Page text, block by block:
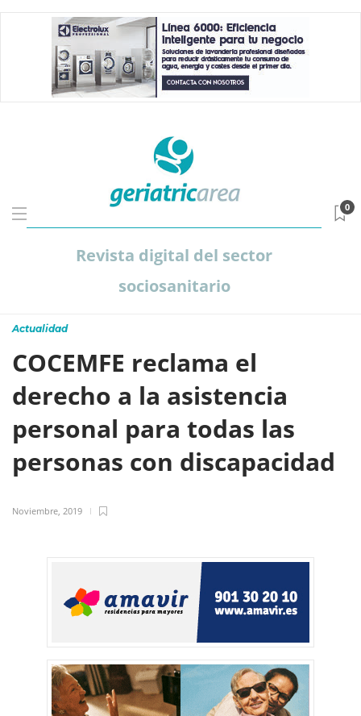
Revista digital del sector
sociosanitario
0
Actualidad
COCEMFE reclama el
derecho a la asistencia
personal para todas las
personas con discapacidad
Noviembre, 2019